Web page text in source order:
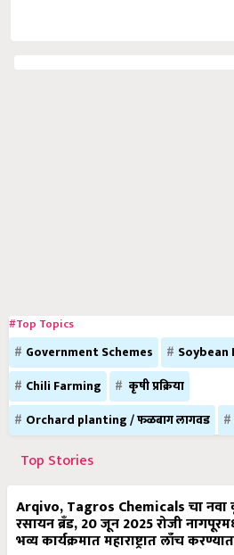
#Top Topics
Government Schemes Soybean
Chili Farming
कृषी प्रक्रिया
Orchard planting / फळबाग लागवड
Top Stories
Arqivo, Tagros Chemicals चा नवा
रसायन ब्रँड, 20 जून 2025 रोजी
भव्य कार्यक्रमात महाराष्ट्रात लाँच